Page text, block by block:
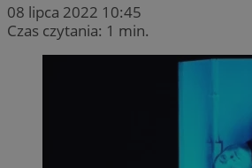
08 lipca 2022 10:45
Czas czytania: 1 min.